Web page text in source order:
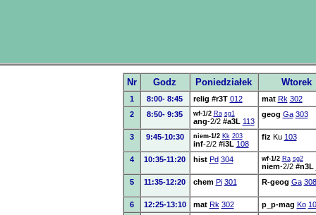
Nr Godz Poniedziałek Wtorek
1 8:00- 8:45 relig #r3T 012 mat Rk 302
2
8:50- 9:35 wf-1/2 Ra sg1
ang-2/2 #a3L 113
geog Ga 303
3 9:45-10:30 niem-1/2 Kk 203
inf-2/2 #i3L 108
fiz Ku 103
4 10:35-11:20 hist Pd 304 wf-1/2 Ra sg2
niem-2/2 #n3L
5
11:35-12:20 chem Pi 301 R-geog Ga 308
6 12:25-13:10 mat Rk 302 p_p-mag Ko